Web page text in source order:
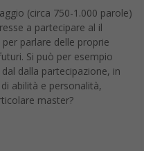
(circa 750-1.000 parole)
a partecipare al il
per parlare delle proprie
Si può per esempio
dalla partecipazione, in
abilità e personalità,
master?